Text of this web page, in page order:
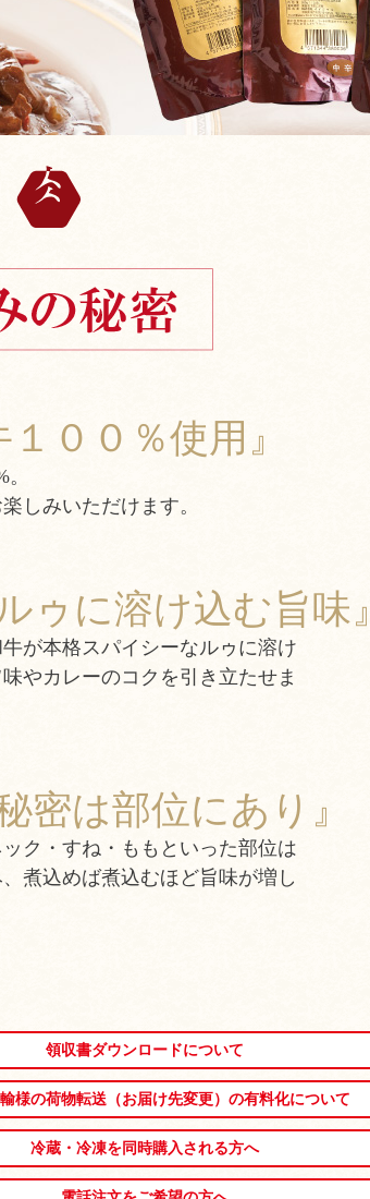
１００％使用』
しみいただけます。
ゥに溶け込む旨味』
が本格スパイシーなルゥに溶け
やカレーのコクを引き立たせま
密は部位にあり』
ク・すね・ももといった部位は
煮込めば煮込むほど旨味が増し
領収書ダウンロードについて
様の荷物転送（お届け先変更）の有料化について
冷蔵・冷凍を同時購入される方へ